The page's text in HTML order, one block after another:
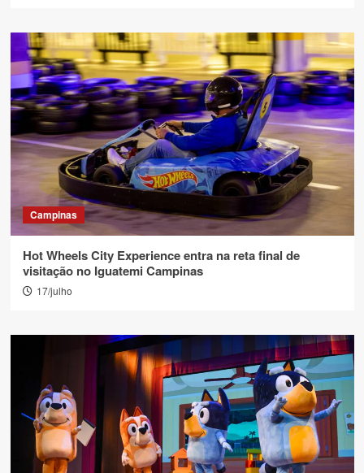
Campinas
Hot Wheels City Experience entra na reta final de
visitação no Iguatemi Campinas
17/julho